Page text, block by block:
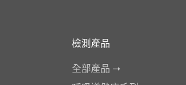
檢測產品
全部產品 ➝